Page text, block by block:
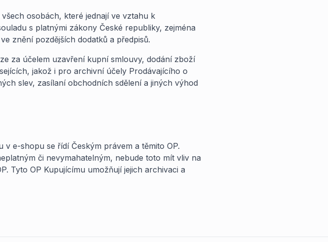
osobách, které jednají ve vztahu k
s platnými zákony České republiky, zejména
znění pozdějších dodatků a předpisů.
za účelem uzavření kupní smlouvy, dodání zboží
jakož i pro archivní účely Prodávajícího o
slev, zasílaní obchodních sdělení a jiných výhod
e-shopu se řídí Českým právem a těmito OP.
či nevymahatelným, nebude toto mít vliv na
Tyto OP Kupujícímu umožňují jejich archivaci a